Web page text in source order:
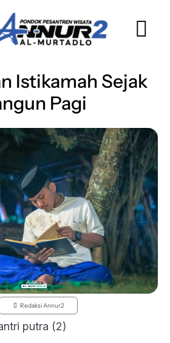
Istikamah Sejak
Pagi
Redaksi Annur2
putra (2)